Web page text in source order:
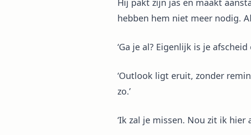
Hij pakt zijn jas en maakt
hebben hem niet meer nodig.
‘Ga je al? Eigenlijk is je afscheid
‘Outlook ligt eruit, zonder
zo.’
‘Ik zal je missen. Nou zit ik hier